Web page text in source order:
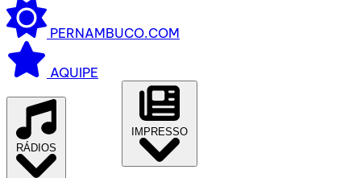
PERNAMBUCO.COM
AQUIPE
RÁDIOS
IMPRESSO